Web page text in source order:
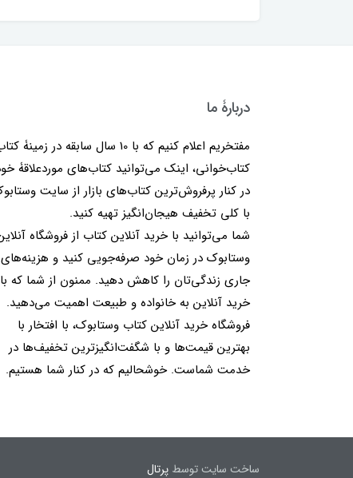
دربارۀ ما
مفتخریم اعلام کنیم که با 10 سال سابقه در
کتاب‌خوانی، اینک می‌توانید کتاب‌های موردعلاقۀ
در کنار پرفروش‌ترین کتاب‌های بازار از سایت
با کلی تخفیف هیجان‌انگیز تهیه کنید.
شما می‌توانید با خرید آنلاین کتاب از فروشگاه
وستابوک در زمان خود صرفه‌جویی کنید و هزینه‌های
جاری زندگی‌تان را کاهش دهید. ممنون از شما که با
خرید آنلاین به خانواده و طبیعت اهمیت می‌دهید.
فروشگاه خرید آنلاین کتاب وستابوک، با افتخار با
بهترین قیمت‌ها و با شگفت‌انگیزترین تخفیف‌ها در
خدمت شماست. خوشحالیم که در کنار شما هستیم.
ساخت سایت توسط پرتال